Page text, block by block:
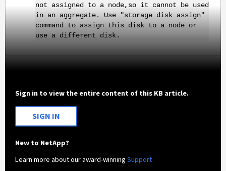
not assigned to a node,so it cannot be used
in an aggregate. Use "storage disk assign"
command to assign this disk to a node or
use a different disk.
Sign in to view the entire content of this KB article.
SIGN IN
New to NetApp?
Learn more about our award-winningSupport